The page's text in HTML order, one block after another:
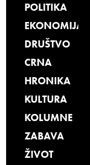
POLITIKA
EKONOMIJA
DRUŠTVO
CRNA
HRONIKA
KULTURA
KOLUMNE
ZABAVA
ŽIVOT